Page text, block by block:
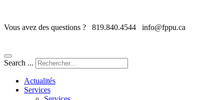
Vous avez des questions ? 819.840.4544 info@fppu.ca
Search ...
Actualités
Services